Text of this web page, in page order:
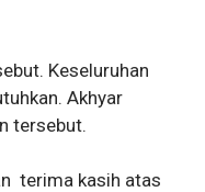
Keseluruhan
Akhyar
tersebut.
terima kasih atas